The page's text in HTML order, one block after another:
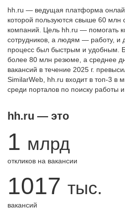
hh.ru — ведущая платформа
которой пользуются свыше 60 млн
компаний. Цель hh.ru — помогать
сотрудников, а людям — работу, и
процесс был быстрым и удобным.
более 80 млн резюме, а среднее
вакансий в течение 2025 г.
SimilarWeb, hh.ru входит в топ-3 в
среди порталов по поиску работы и
hh.ru — это
1 млрд
откликов на вакансии
1017 тыс.
вакансий